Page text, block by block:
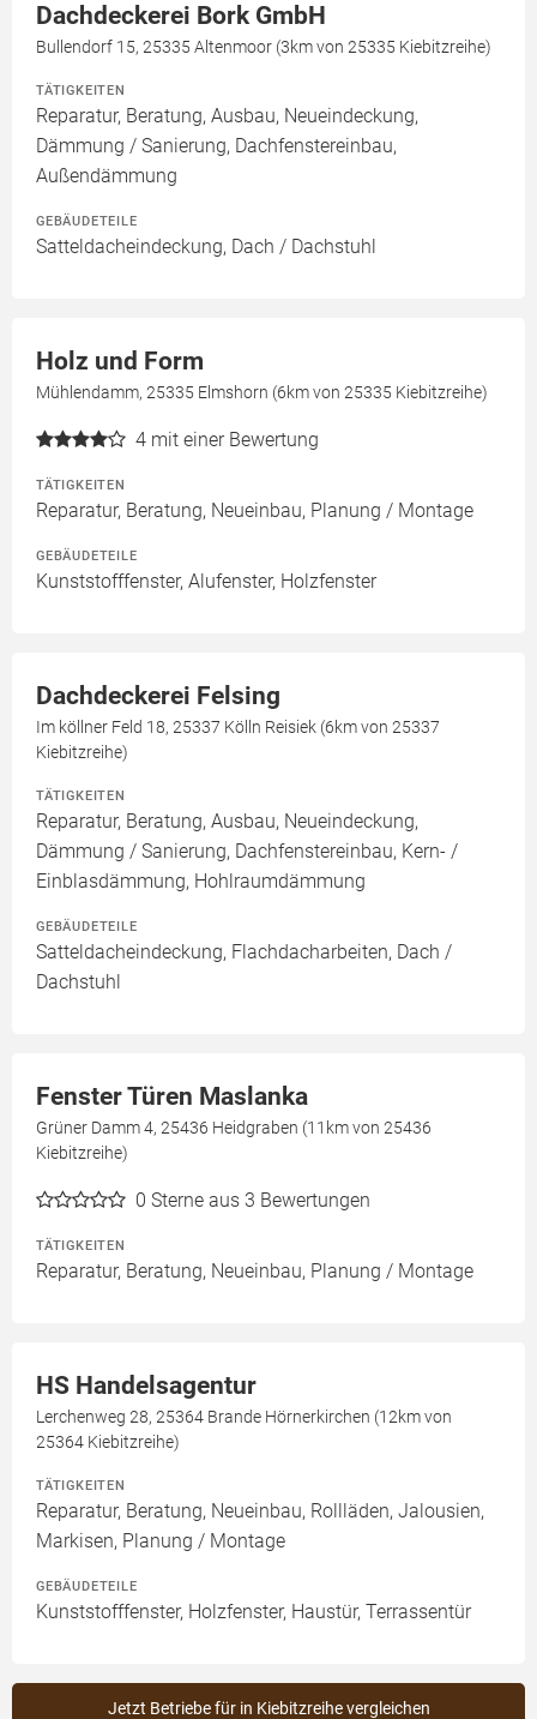
Dachdeckerei Bork GmbH
Bullendorf 15, 25335 Altenmoor (3km von 25335 Kiebitzreihe)
TÄTIGKEITEN
Reparatur, Beratung, Ausbau, Neueindeckung,
Dämmung / Sanierung, Dachfenstereinbau,
Außendämmung
GEBÄUDETEILE
Satteldacheindeckung, Dach / Dachstuhl
Holz und Form
Mühlendamm, 25335 Elmshorn (6km von 25335 Kiebitzreihe)
4 mit einer Bewertung
TÄTIGKEITEN
Reparatur, Beratung, Neueinbau, Planung / Montage
GEBÄUDETEILE
Kunststofffenster, Alufenster, Holzfenster
Dachdeckerei Felsing
Im köllner Feld 18, 25337 Kölln Reisiek (6km von 25337
Kiebitzreihe)
TÄTIGKEITEN
Reparatur, Beratung, Ausbau, Neueindeckung,
Dämmung / Sanierung, Dachfenstereinbau, Kern- /
Einblasdämmung, Hohlraumdämmung
GEBÄUDETEILE
Satteldacheindeckung, Flachdacharbeiten, Dach /
Dachstuhl
Fenster Türen Maslanka
Grüner Damm 4, 25436 Heidgraben (11km von 25436
Kiebitzreihe)
0 Sterne aus 3 Bewertungen
TÄTIGKEITEN
Reparatur, Beratung, Neueinbau, Planung / Montage
HS Handelsagentur
Lerchenweg 28, 25364 Brande Hörnerkirchen (12km von
25364 Kiebitzreihe)
TÄTIGKEITEN
Reparatur, Beratung, Neueinbau, Rollläden, Jalousien,
Markisen, Planung / Montage
GEBÄUDETEILE
Kunststofffenster, Holzfenster, Haustür, Terrassentür
Jetzt Betriebe für in Kiebitzreihe vergleichen